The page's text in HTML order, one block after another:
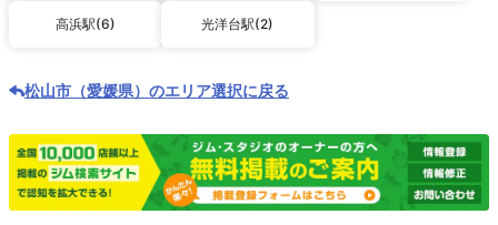
高浜駅(6) 光洋台駅(2)
松山市（愛媛県）のエリア選択に戻る